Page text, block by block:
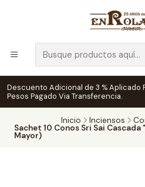
Descuento Adicional de 3 % Aplicado
Pesos Pagado Via Transferencia.
Inicio Inciensos
Sachet 10 Conos Sri Sai
Mayor)